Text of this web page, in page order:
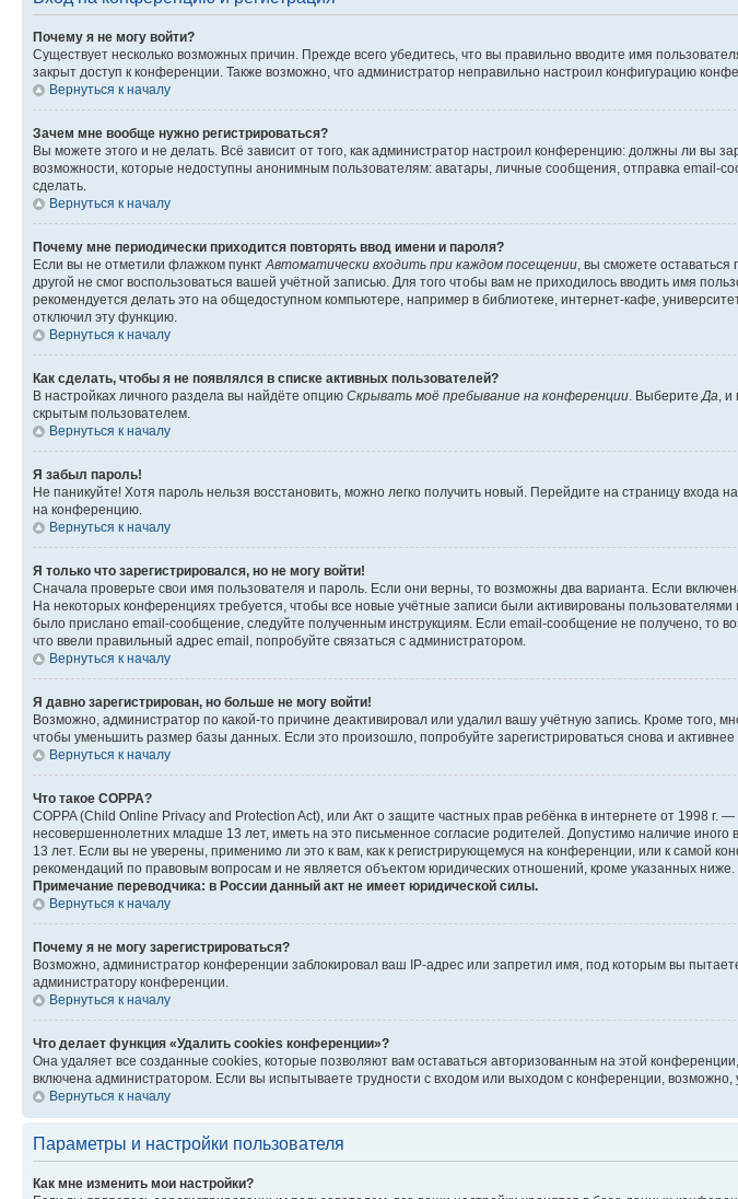
Почему я не могу войти?
Существует несколько возможных причин. Прежде всего убедитесь, что вы правильно вводите имя
закрыт доступ к конференции. Также возможно, что администратор неправильно настроил конфигурацию
Вернуться к началу
Зачем мне вообще нужно регистрироваться?
Вы можете этого и не делать. Всё зависит от того, как администратор настроил конференцию: должны ли вы
возможности, которые недоступны анонимным пользователям: аватары, личные сообщения, отправка email-
сделать.
Вернуться к началу
Почему мне периодически приходится повторять ввод имени и пароля?
Если вы не отметили флажком пунктАвтоматически входить при каждом посещении, вы сможете
другой не смог воспользоваться вашей учётной записью. Для того чтобы вам не приходилось вводить имя
рекомендуется делать это на общедоступном компьютере, например в библиотеке, интернет-кафе,
отключил эту функцию.
Вернуться к началу
Как сделать, чтобы я не появлялся в списке активных пользователей?
В настройках личного раздела вы найдёте опцию Скрывать моё пребывание на конференции. ВыберитеДа, и
скрытым пользователем.
Вернуться к началу
Я забыл пароль!
Не паникуйте! Хотя пароль нельзя восстановить, можно легко получить новый. Перейдите на страницу входа
на конференцию.
Вернуться к началу
Я только что зарегистрировался, но не могу войти!
Сначала проверьте свои имя пользователя и пароль. Если они верны, то возможны два варианта. Если
На некоторых конференциях требуется, чтобы все новые учётные записи были активированы
было прислано email-сообщение, следуйте полученным инструкциям. Если email-сообщение не получено, то
что ввели правильный адрес email, попробуйте связаться с администратором.
Вернуться к началу
Я давно зарегистрирован, но больше не могу войти!
Возможно, администратор по какой-то причине деактивировал или удалил вашу учётную запись. Кроме
чтобы уменьшить размер базы данных. Если это произошло, попробуйте зарегистрироваться снова и активнее
Вернуться к началу
Что такое COPPA?
COPPA (Child Online Privacy and Protection Act), или Акт о защите частных прав ребёнка в интернете от 1998
несовершеннолетних младше 13 лет, иметь на это письменное согласие родителей. Допустимо наличие
13 лет. Если вы не уверены, применимо ли это к вам, как к регистрирующемуся на конференции, или к самой
рекомендаций по правовым вопросам и не является объектом юридических отношений, кроме указанных ниже.
Примечание переводчика: в России данный акт не имеет юридической силы.
Вернуться к началу
Почему я не могу зарегистрироваться?
Возможно, администратор конференции заблокировал ваш IP-адрес или запретил имя, под которым вы
администратору конференции.
Вернуться к началу
Что делает функция «Удалить cookies конференции»?
Она удаляет все созданные cookies, которые позволяют вам оставаться авторизованным на этой
включена администратором. Если вы испытываете трудности с входом или выходом с конференции,
Вернуться к началу
Параметры и настройки пользователя
Как мне изменить мои настройки?